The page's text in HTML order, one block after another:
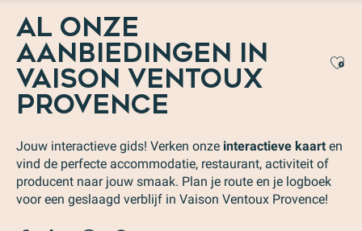
AL ONZE
AANBIEDINGEN IN
VAISON VENTOUX
PROVENCE
Jouw interactieve gids! Verken onze interactieve kaart en
vind de perfecte accommodatie, restaurant, activiteit of
producent naar jouw smaak. Plan je route en je logboek
voor een geslaagd verblijf in Vaison Ventoux Provence!